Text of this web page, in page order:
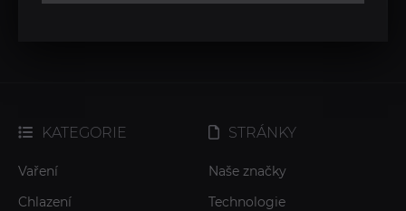
KATEGORIE
Vaření
Chlazení
STRÁNKY
Naše značky
Technologie